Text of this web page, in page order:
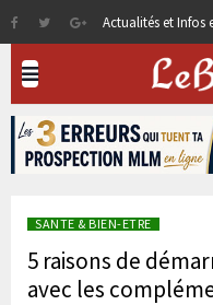
Actualités et Infos
SANTE & BIEN-ETRE
5 raisons de
avec les